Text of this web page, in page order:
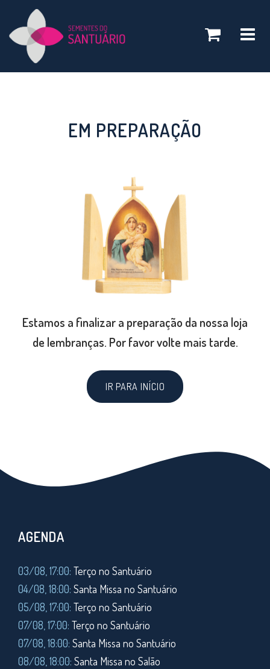
Toggle
EM PREPARAÇÃO
Estamos a finalizar a preparação da nossa loja
de lembranças. Por favor volte mais tarde.
IR PARA INÍCIO
AGENDA
03/08, 17:00: Terço no Santuário
04/08, 18:00: Santa Missa no Santuário
05/08, 17:00: Terço no Santuário
07/08, 17:00: Terço no Santuário
07/08, 18:00: Santa Missa no Santuário
08/08, 18:00: Santa Missa no Salão